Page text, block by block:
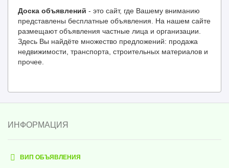
Доска объявлений - это сайт, где Вашему вниманию
представлены бесплатные объявления. На нашем сайте
размещают объявления частные лица и организации.
Здесь Вы найдёте множество предложений: продажа
недвижимости, транспорта, строительных материалов и
прочее.
ИНФОРМАЦИЯ
ВИП ОБЪЯВЛЕНИЯ